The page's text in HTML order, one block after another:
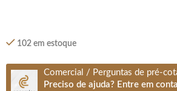
102 em estoque
Comercial / Perguntas de pré-
Preciso de ajuda? Entre em